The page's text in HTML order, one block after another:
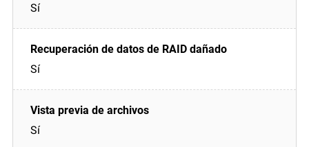
Sí
Sí
Sí